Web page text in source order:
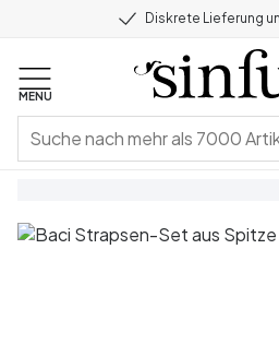
Diskrete Lieferung
MENU